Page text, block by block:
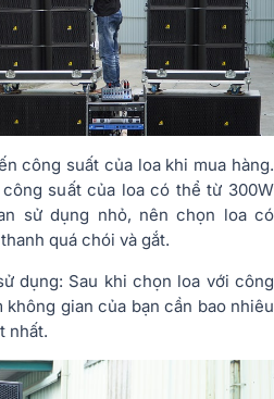
công suất của loa khi mua hàng.
suất của loa có thể từ 300W
sử dụng nhỏ, nên chọn loa có
quá chói và gắt.
dụng: Sau khi chọn loa với công
gian của bạn cần bao nhiêu
nhất.